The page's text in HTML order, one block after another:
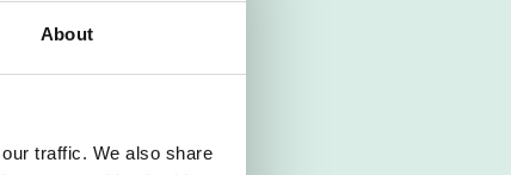
About
traffic. We also share